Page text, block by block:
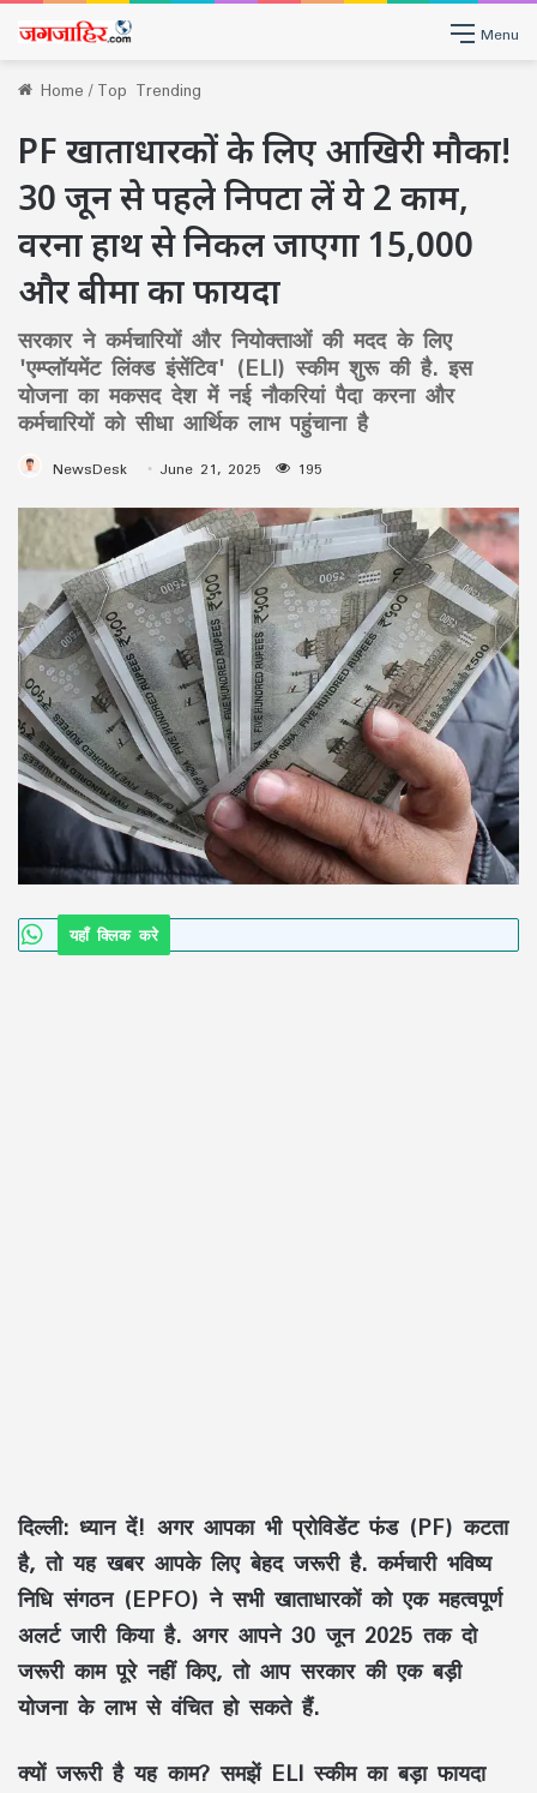
Menu
Home/Top Trending
PF खाताधारकों के लिए आखिरी मौका!
30 जून से पहले निपटा लें ये 2 काम,
वरना हाथ से निकल जाएगा 15,000
और बीमा का फायदा
सरकार ने कर्मचारियों और नियोक्ताओं की मदद के लिए
'एम्प्लॉयमेंट लिंक्ड इंसेंटिव' (ELI) स्कीम शुरू की है. इस
योजना का मकसद देश में नई नौकरियां पैदा करना और
कर्मचारियों को सीधा आर्थिक लाभ पहुंचाना है
NewsDesk June 21, 2025 195
यहाँ क्लिक करे
दिल्ली: ध्यान दें! अगर आपका भी प्रोविडेंट फंड (PF) कटता
है, तो यह खबर आपके लिए बेहद जरूरी है. कर्मचारी भविष्य
निधि संगठन (EPFO) ने सभी खाताधारकों को एक महत्वपूर्ण
अलर्ट जारी किया है. अगर आपने 30 जून 2025 तक दो
जरूरी काम पूरे नहीं किए, तो आप सरकार की एक बड़ी
योजना के लाभ से वंचित हो सकते हैं.
क्यों जरूरी है यह काम? समझें ELI स्कीम का बड़ा फायदा